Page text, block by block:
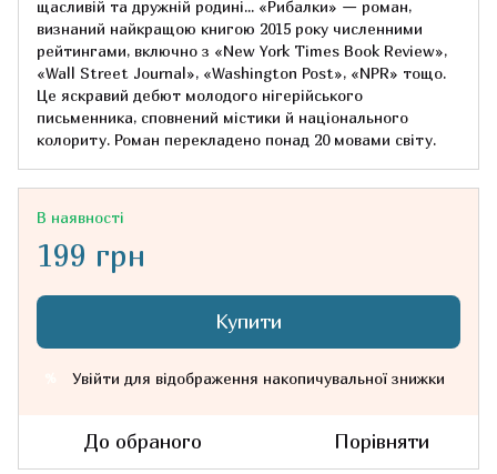
щасливій та дружній родині... «Рибалки» — роман,
визнаний найкращою книгою 2015 року численними
рейтингами, включно з «New York Times Book Review»,
«Wall Street Journal», «Washington Post», «NPR» тощо.
Це яскравий дебют молодого нігерійського
письменника, сповнений містики й національного
колориту. Роман перекладено понад 20 мовами світу.
В наявності
199 грн
Купити
Увійти для відображення накопичувальної знижки
До обраного Порівняти